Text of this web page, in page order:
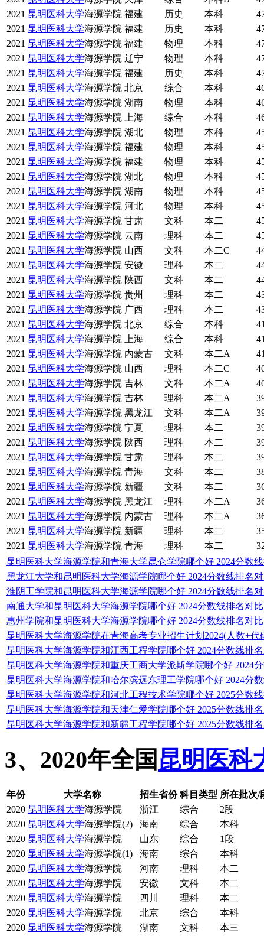
2021 昆明医科大学海源学院 福建 历史 本科
2021 昆明医科大学海源学院 福建 历史 本科
2021 昆明医科大学海源学院 福建 物理 本科
2021 昆明医科大学海源学院 辽宁 物理 本科
2021 昆明医科大学海源学院 福建 历史 本科
2021 昆明医科大学海源学院 北京 综合 本科
2021 昆明医科大学海源学院 湖南 物理 本科
2021 昆明医科大学海源学院 上海 综合 本科
2021 昆明医科大学海源学院 湖北 物理 本科
2021 昆明医科大学海源学院 福建 物理 本科
2021 昆明医科大学海源学院 福建 物理 本科
2021 昆明医科大学海源学院 湖北 物理 本科
2021 昆明医科大学海源学院 湖南 物理 本科
2021 昆明医科大学海源学院 河北 物理 本科
2021 昆明医科大学海源学院 甘肃 文科 本二
2021 昆明医科大学海源学院 云南 理科 本二
2021 昆明医科大学海源学院 山西 文科 本二C
2021 昆明医科大学海源学院 安徽 理科 本二
2021 昆明医科大学海源学院 陕西 文科 本二
2021 昆明医科大学海源学院 贵州 理科 本二
2021 昆明医科大学海源学院 广西 理科 本二
2021 昆明医科大学海源学院 北京 综合 本科
2021 昆明医科大学海源学院 上海 综合 本科
2021 昆明医科大学海源学院 内蒙古 文科 本二A
2021 昆明医科大学海源学院 山西 理科 本二C
2021 昆明医科大学海源学院 吉林 文科 本二A
2021 昆明医科大学海源学院 吉林 理科 本二A
2021 昆明医科大学海源学院 黑龙江 文科 本二A
2021 昆明医科大学海源学院 宁夏 理科 本二
2021 昆明医科大学海源学院 陕西 理科 本二
2021 昆明医科大学海源学院 甘肃 理科 本二
2021 昆明医科大学海源学院 青海 文科 本二
2021 昆明医科大学海源学院 新疆 文科 本二
2021 昆明医科大学海源学院 黑龙江 理科 本二A
2021 昆明医科大学海源学院 内蒙古 理科 本二A
2021 昆明医科大学海源学院 新疆 理科 本二
2021 昆明医科大学海源学院 青海 理科 本二
昆明医科大学海源学院和青海大学昆仑学院哪个好 2024分数
黑龙江大学和昆明医科大学海源学院哪个好 2024分数线排名
淮阴工学院和昆明医科大学海源学院哪个好 2024分数线排名
南通大学和昆明医科大学海源学院哪个好 2024分数线排名对比
惠州学院和昆明医科大学海源学院哪个好 2024分数线排名对比
昆明医科大学海源学院在青海高考专业招生计划2024(人数+代
昆明医科大学海源学院和江西工程学院哪个好 2024分数线排
昆明医科大学海源学院和重庆工商大学派斯学院哪个好 2024
昆明医科大学海源学院和哈尔滨远东理工学院哪个好 2024分
昆明医科大学海源学院和河北工程技术学院哪个好 2025分数
昆明医科大学海源学院和天津仁爱学院哪个好 2025分数线排
昆明医科大学海源学院和新疆工程学院哪个好 2025分数线排
3、2020年全国 昆明医科
年份 大学名称 招生省份 科目类型 所在批次/
2020 昆明医科大学海源学院 浙江 综合
2段
2020 昆明医科大学海源学院(2) 海南 综合
本科
2020 昆明医科大学海源学院 山东 综合
1段
2020 昆明医科大学海源学院(1) 海南 综合
本科
2020 昆明医科大学海源学院 河南 理科
本二
2020 昆明医科大学海源学院 安徽 文科
本二
2020 昆明医科大学海源学院 四川 理科
本二
2020 昆明医科大学海源学院 北京 综合
本科
2020 昆明医科大学海源学院 湖南 文科
本三